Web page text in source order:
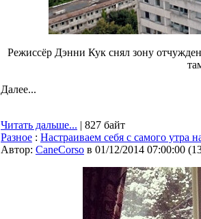
Режиссёр Дэнни Кук снял зону
Далее...
Читать дальше... | 827 байт
Разное : Настраиваем себя с самого утра
Автор: CaneCorso в 01/12/2014 07:00:00 (